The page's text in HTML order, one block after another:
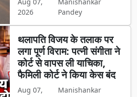
2026
Pandey
थलापति विजय के तलाक पर
लगा पूर्ण विराम: पत्नी संगीता ने
कोर्ट से वापस ली याचिका,
फैमिली कोर्ट ने किया केस बंद
Aug 07,
Manishankar